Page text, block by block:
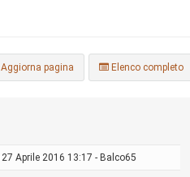
Elenco completo
Aggiorna pagina
27 Aprile 2016 13:17 - Balco65